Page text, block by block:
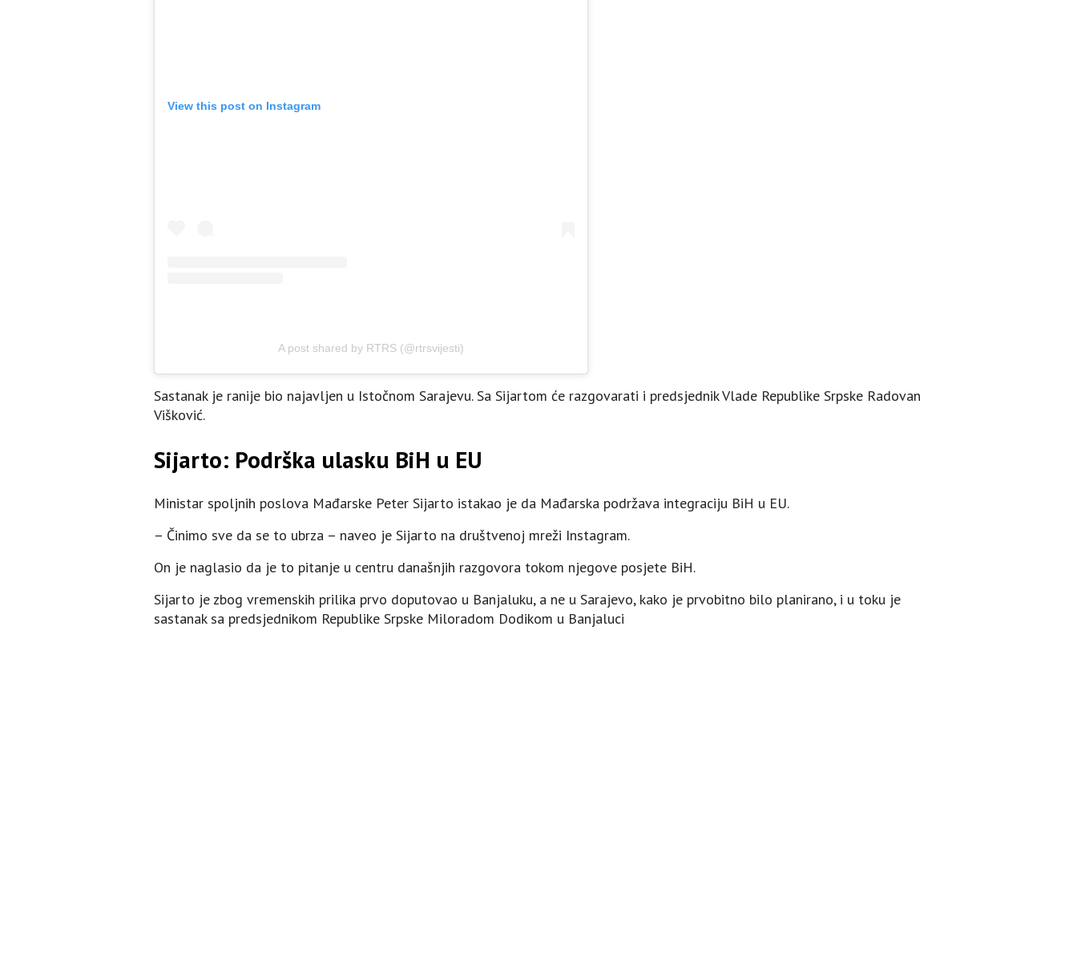
View this post on Instagram
A post shared by RTRS (@rtrsvijesti)
Sastanak je ranije bio najavljen u Istočnom Sarajevu. Sa Sijartom će razgovarati i predsjednik Vlade Republike Srpske Radovan
Višković.
Sijarto: Podrška ulasku BiH u EU
Ministar spoljnih poslova Mađarske Peter Sijarto istakao je da Mađarska podržava integraciju BiH u EU.
– Činimo sve da se to ubrza – naveo je Sijarto na društvenoj mreži Instagram.
On je naglasio da je to pitanje u centru današnjih razgovora tokom njegove posjete BiH.
Sijarto je zbog vremenskih prilika prvo doputovao u Banjaluku, a ne u Sarajevo, kako je prvobitno bilo planirano, i u toku je
sastanak sa predsjednikom Republike Srpske Miloradom Dodikom u Banjaluci